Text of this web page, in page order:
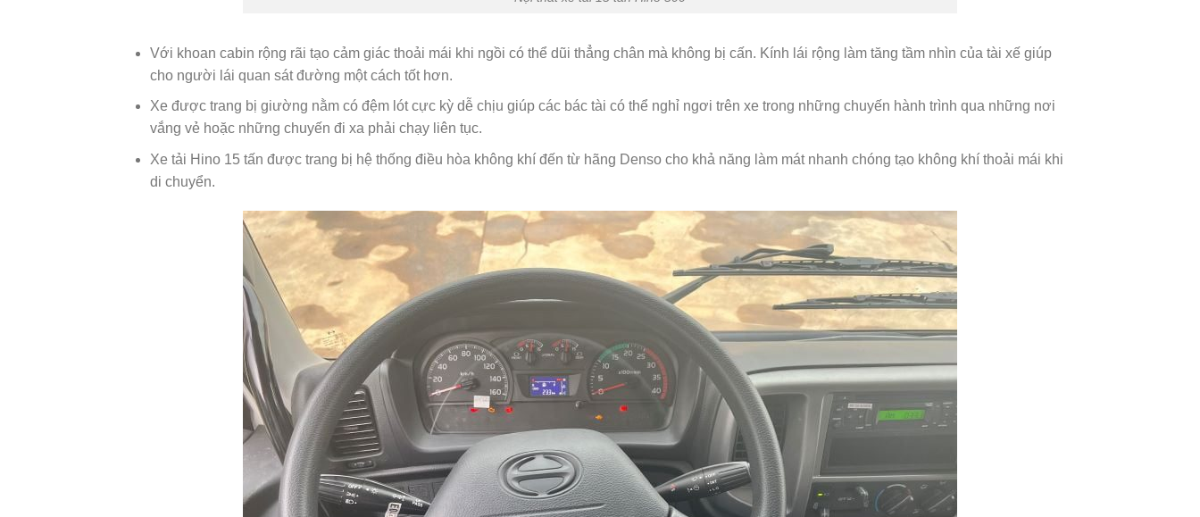
Với khoan cabin rộng rãi tạo cảm giác thoải mái khi ngồi có thể dũi thẳng chân mà không bị cấn. Kính lái rộng làm tăng tầm nhìn của tài xế giúp
cho người lái quan sát đường một cách tốt hơn.
Xe được trang bị giường nằm có đệm lót cực kỳ dễ chịu giúp các bác tài có thể nghỉ ngơi trên xe trong những chuyến hành trình qua những nơi
vắng vẻ hoặc những chuyến đi xa phải chạy liên tục.
Xe tải Hino 15 tấn được trang bị hệ thống điều hòa không khí đến từ hãng Denso cho khả năng làm mát nhanh chóng tạo không khí thoải mái khi
di chuyển.